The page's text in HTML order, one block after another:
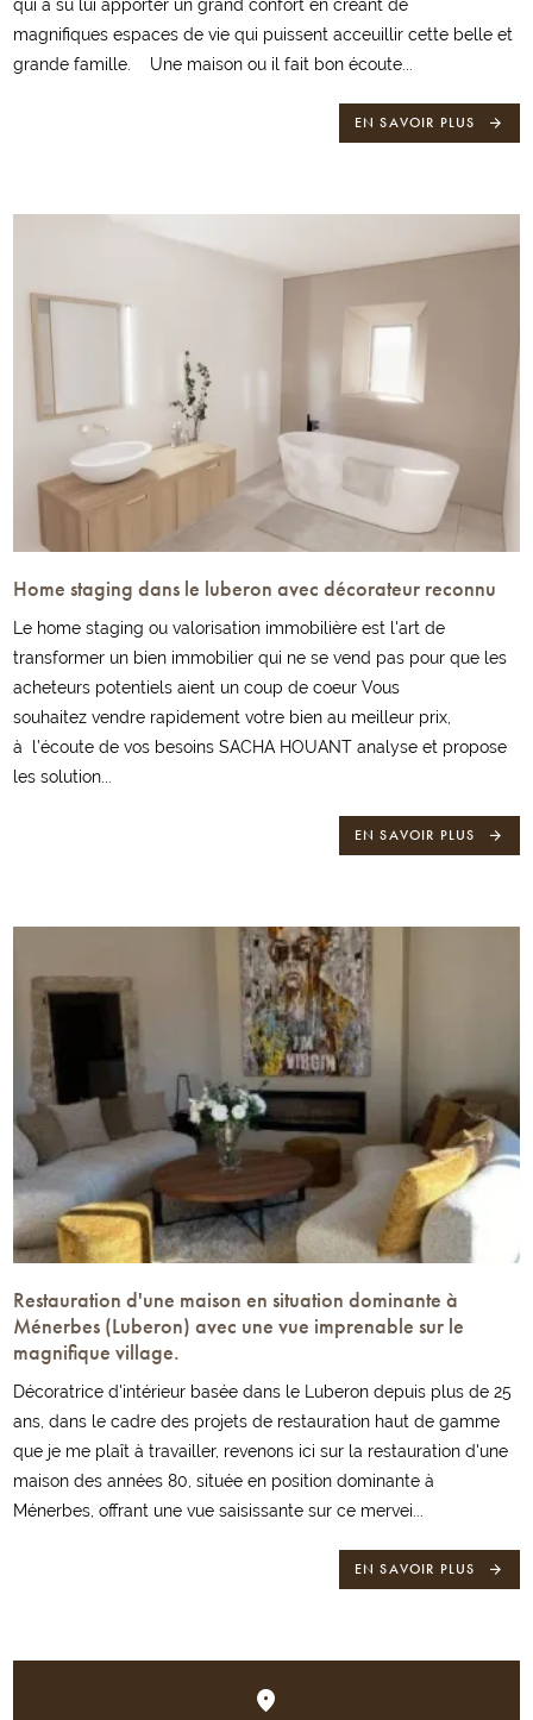
qui a su lui apporter un grand confort en créant de
magnifiques espaces de vie qui puissent acceuillir cette belle et
grande famille. Une maison ou il fait bon écoute...
EN SAVOIR PLUS
Home staging dans le luberon avec décorateur reconnu
Le home staging ou valorisation immobilière est l'art de
transformer un bien immobilier qui ne se vend pas pour que les
acheteurs potentiels aient un coup de coeur Vous
souhaitez vendre rapidement votre bien au meilleur prix,
à l’écoute de vos besoins SACHA HOUANT analyse et propose
les solution...
EN SAVOIR PLUS
Restauration d'une maison en situation dominante à
Ménerbes (Luberon) avec une vue imprenable sur le
magnifique village.
Décoratrice d'intérieur basée dans le Luberon depuis plus de 25
ans, dans le cadre des projets de restauration haut de gamme
que je me plaît à travailler, revenons ici sur la restauration d'une
maison des années 80, située en position dominante à
Ménerbes, offrant une vue saisissante sur ce mervei...
EN SAVOIR PLUS